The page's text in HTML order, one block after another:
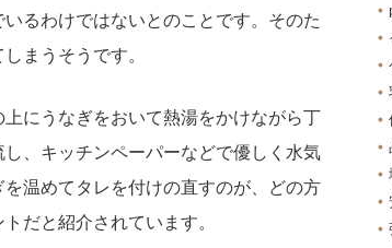
るわけではないとのことです。そのた
まうそうです。
にうなぎをおいて熱湯をかけながら丁
、キッチンペーパーなどで優しく水気
温めてタレを付けの直すのが、どの方
だと紹介されています。